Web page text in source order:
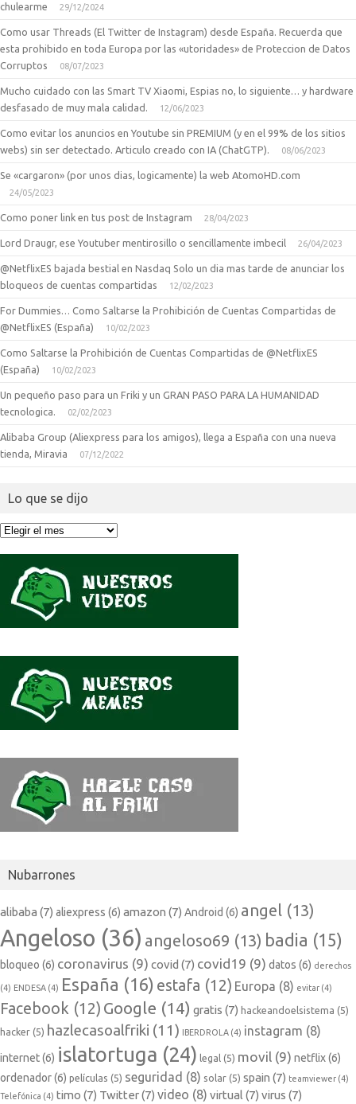
chulearme
29/12/2024
Como usar Threads (El Twitter de Instagram) desde España. Recuerda que
esta prohibido en toda Europa por las «utoridades» de Proteccion de Datos
Corruptos
08/07/2023
Mucho cuidado con las Smart TV Xiaomi, Espias no, lo siguiente… y hardware
desfasado de muy mala calidad.
12/06/2023
Como evitar los anuncios en Youtube sin PREMIUM (y en el 99% de los sitios
webs) sin ser detectado. Articulo creado con IA (ChatGTP).
08/06/2023
Se «cargaron» (por unos dias, logicamente) la web AtomoHD.com
24/05/2023
Como poner link en tus post de Instagram 28/04/2023
Lord Draugr, ese Youtuber mentirosillo o sencillamente imbecil 26/04/2023
@NetflixES bajada bestial en Nasdaq Solo un dia mas tarde de anunciar los
bloqueos de cuentas compartidas
12/02/2023
For Dummies… Como Saltarse la Prohibición de Cuentas Compartidas de
@NetflixES (España)
10/02/2023
Como Saltarse la Prohibición de Cuentas Compartidas de @NetflixES
(España)
10/02/2023
Un pequeño paso para un Friki y un GRAN PASO PARA LA HUMANIDAD
tecnologica.
02/02/2023
Alibaba Group (Aliexpress para los amigos), llega a España con una nueva
tienda, Miravia
07/12/2022
Lo que se dijo
Lo
Nubarrones
alibaba (7) aliexpress (6) amazon (7) Android (6) angel (13)
Angeloso (36) angeloso69 (13) badia (15)
bloqueo (6) coronavirus (9) covid (7) covid19 (9) datos (6) derechos
(4) ENDESA (4) España (16) estafa (12) Europa (8) evitar (4)
Facebook (12) Google (14) gratis (7) hackeandoelsistema (5)
hacker (5) hazlecasoalfriki (11) IBERDROLA (4) instagram (8)
internet(6) islatortuga (24) legal (5) movil (9) netflix(6)
ordenador(6) películas (5) seguridad (8) solar (5) spain (7) teamviewer (4)
Telefónica (4) timo (7) Twitter(7) video (8) virtual (7) virus (7)